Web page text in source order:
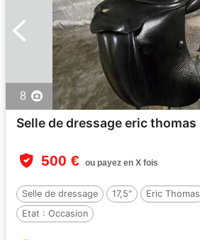
8
Selle de dressage eric thomas
500 € ou payez en X fois
Selle de dressage 17,5" Eric Thomas
Etat : Occasion